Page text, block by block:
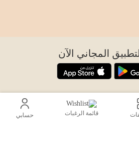
قائمة الرغبات حسابي
المجاني الآن
اتصل بنا
help@sensiksa.com